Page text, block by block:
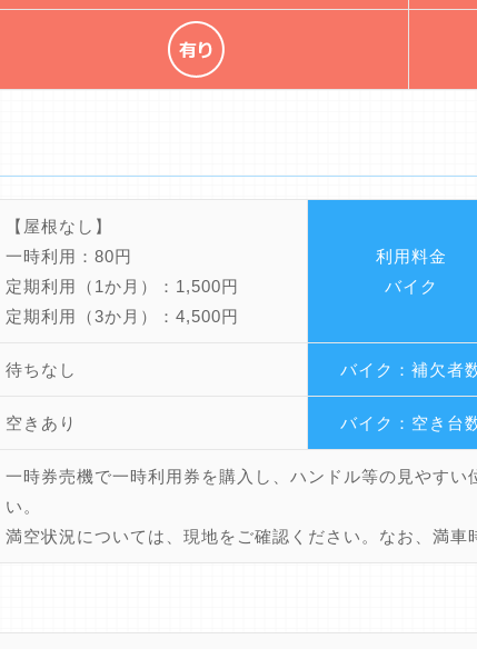
【屋根なし】
一時利用：80円
定期利用（1か月）：1,500円
定期利用（3か月）：4,500円
利用料金
バイク
待ちなし バイク：補欠者
空きあり バイク：空き台
一時券売機で一時利用券を購入し、ハンドル等の見やすい
い。
満空状況については、現地をご確認ください。なお、満車